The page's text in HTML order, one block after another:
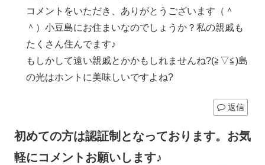
コメントをいただき、ありがとうございます（＾
＾）小豆島にお住まいなのでしょうか？私の親戚も
たくさん住んでます♪
もしかして遠い親戚とかかもしれませんね?(≧▽≦)島
の光はホントに美味しいですよね?
返信
初めての方は認証制となっております。お気
軽にコメントお願いします♪